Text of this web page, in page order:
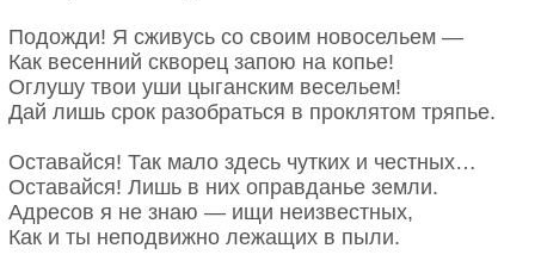
Подожди! Я сживусь со своим новосельем —
Как весенний скворец запою на копье!
Оглушу твои уши цыганским весельем!
Дай лишь срок разобраться в проклятом тряпье.
Оставайся! Так мало здесь чутких и честных…
Оставайся! Лишь в них оправданье земли.
Адресов я не знаю — ищи неизвестных,
Как и ты неподвижно лежащих в пыли.